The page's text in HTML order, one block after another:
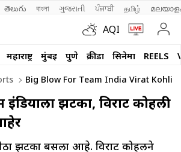
తెలుగు বাংলা ગુજરાતી ਪੰਜਾਬੀ தமிழ்
AQI
महाराष्ट्र मुंबई पुणे क्रीडा सिनेमा REELS
Big Blow For Team India Virat Kohli
इंडियाला झटका, विराट कोहली
झटका बसला आहे. विराट कोहलीने